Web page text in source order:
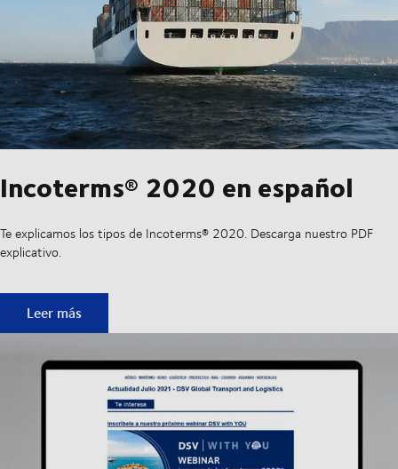
Incoterms® 2020 en español
Te explicamos los tipos de Incoterms® 2020. Descarga nuestro PDF
explicativo.
Incoterms® 2020 en español
Leer más